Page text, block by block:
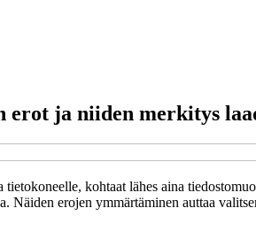
ja niiden merkitys
kohtaat lähes aina
Näiden erojen ymmärtäminen auttaa